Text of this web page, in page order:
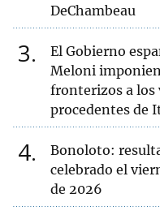
DeChambeau
3
El Gobierno
Meloni
fronterizos a los
procedentes de
4
Bonoloto:
celebrado el
de 2026